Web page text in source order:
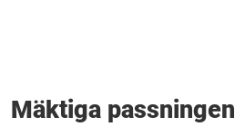
Mäktiga passningen